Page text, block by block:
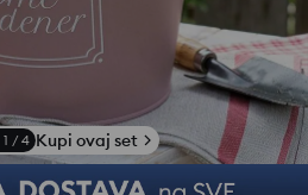
1 / 4 Kupi ovaj set